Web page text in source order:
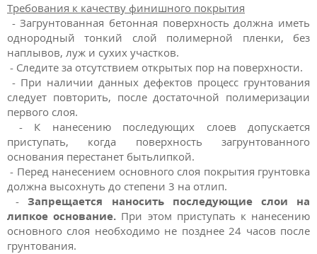
Требования к качеству финишного покрытия
- Загрунтованная бетонная поверхность должна иметь
однородный тонкий слой полимерной пленки, без
наплывов, луж и сухих участков.
- Следите за отсутствием открытых пор на поверхности.
- При наличии данных дефектов процесс грунтования
следует повторить, после достаточной полимеризации
первого слоя.
- К нанесению последующих слоев допускается
приступать, когда поверхность загрунтованного
основания перестанет бытьлипкой.
- Перед нанесением основного слоя покрытия грунтовка
должна высохнуть до степени 3 на отлип.
- Запрещается наносить последующие слои на
липкое основание. При этом приступать к нанесению
основного слоя необходимо не позднее 24 часов после
грунтования.